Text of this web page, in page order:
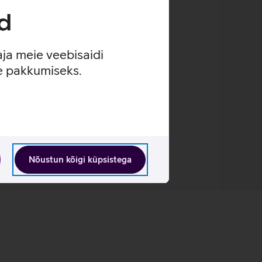
meie veebisaidi
pakkumiseks.
Nõustun kõigi küpsistega